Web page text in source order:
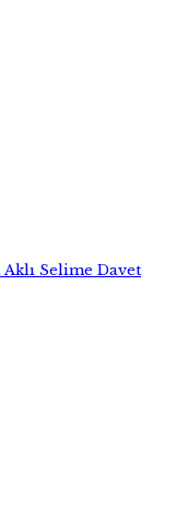
Selime Davet